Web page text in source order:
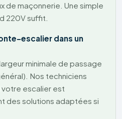
de maçonnerie. Une simple
220V suffit.
escalier dans un
minimale de passage
Nos techniciens
votre escalier est
des solutions adaptées si